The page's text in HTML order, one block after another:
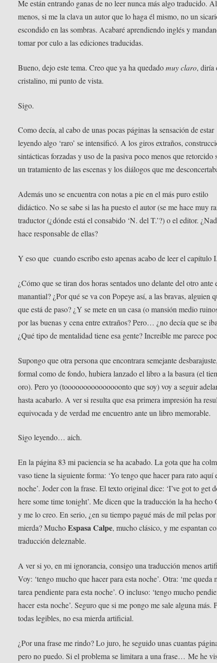
Me están entrando ganas de no leer nunca más algo traducido. Al
menos, si me la clava un autor que lo haga él mismo, no un
escondido en las sombras. Acabaré aprendiendo inglés y
tomar por culo a las ediciones traducidas.
Bueno, dejo este tema. Creo que ya ha quedadomuy claro, diría
cristalino, mi punto de vista.
Sigo.
Como decía, al cabo de unas pocas páginas la sensación de estar
leyendo algo ‘raro’ se intensificó. A los giros extraños,
sintácticas forzadas y uso de la pasiva poco menos que retorcido
un tratamiento de las escenas y los diálogos que me
Además uno se encuentra con notas a pie en el más puro estilo
didáctico. No se sabe si las ha puesto el autor (se me hace muy
traductor (¿dónde está el consabido ‘N. del T.’?) o el editor.
hace responsable de ellas?
Y eso que cuando escribo esto apenas acabo de leer el capítulo
¿Cómo que se tiran dos horas sentados uno delante del otro ante
manantial? ¿Por qué se va con Popeye así, a las bravas, alguien
que está de paso? ¿Y se mete en un casa (o mansión medio
por las buenas y cena entre extraños? Pero… ¿no decía que se
¿Qué tipo de mentalidad tiene esa gente? Increíble me parece
Supongo que otra persona que encontrara semejante
formal como de fondo, hubiera lanzado el libro a la basura (el
oro). Pero yo (tooooooooooooooonto que soy) voy a seguir
hasta acabarlo. A ver si resulta que esa primera impresión ha
equivocada y de verdad me encuentro ante un libro memorable.
Sigo leyendo… aich.
En la página 83 mi paciencia se ha acabado. La gota que ha
vaso tiene la siguiente forma: ‘Yo tengo que hacer para rato aquí
noche’. Joder con la frase. El texto original dice: ‘I’ve got to get
here some time tonight’. Me dicen que la traducción la ha hecho
y me lo creo. En serio, ¿en su tiempo pagué más de mil pelas por
mierda? MuchoEspasa Calpe, mucho clásico, y me espantan
traducción deleznable.
A ver si yo, en mi ignorancia, consigo una traducción menos
Voy: ‘tengo mucho que hacer para esta noche’. Otra: ‘me queda
tarea pendiente para esta noche’. O incluso: ‘tengo mucho
hacer esta noche’. Seguro que si me pongo me sale alguna más.
todas legibles, no esa mierda artificial.
¿Por una frase me rindo? Lo juro, he seguido unas cuantas
pero no puedo. Si el problema se limitara a una frase… Me he